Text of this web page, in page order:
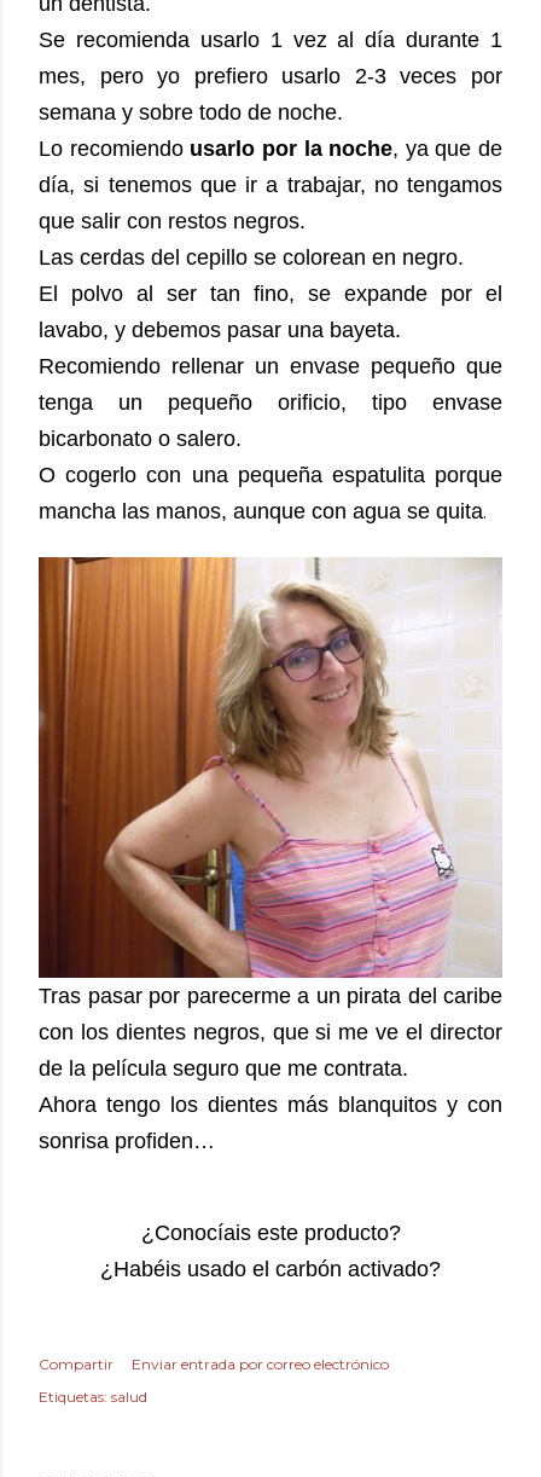
Se recomienda usarlo 1 vez al día durante 1
mes, pero yo prefiero usarlo 2-3 veces por
semana y sobre todo de noche.
Lo recomiendo usarlo por la noche, ya que de
día, si tenemos que ir a trabajar, no tengamos
que salir con restos negros.
Las cerdas del cepillo se colorean en negro.
El polvo al ser tan fino, se expande por el
lavabo, y debemos pasar una bayeta.
Recomiendo rellenar un envase pequeño que
tenga un pequeño orificio, tipo envase
bicarbonato o salero.
O cogerlo con una pequeña espatulita porque
mancha las manos, aunque con agua se quita.
Tras pasar por parecerme a un pirata del caribe
con los dientes negros, que si me ve el director
de la película seguro que me contrata.
Ahora tengo los dientes más blanquitos y con
sonrisa profiden…
¿Conocíais este producto?
¿Habéis usado el carbón activado?
Compartir
Enviar entrada por correo electrónico
Etiquetas: salud